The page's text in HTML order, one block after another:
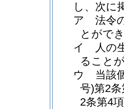
し、次に
ア
法令
とがで
イ
人の
ること
ウ
当該
号)第2
2条第4